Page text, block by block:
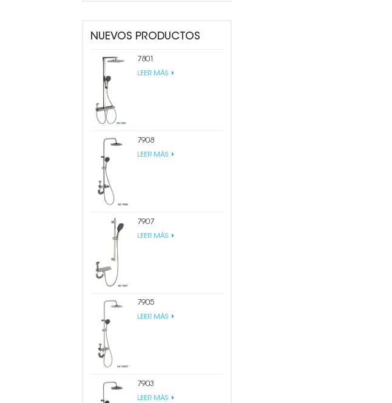
NUEVOS PRODUCTOS
7801
LEER MÁS
7908
LEER MÁS
7907
LEER MÁS
7905
LEER MÁS
7903
LEER MÁS